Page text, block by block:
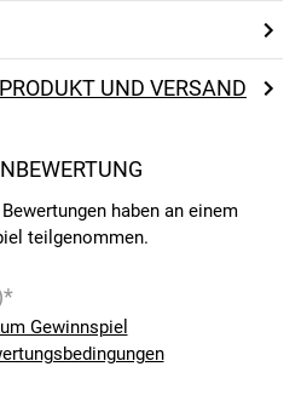
UND VERSAND
haben an einem
teilgenommen.
Gewinnspiel